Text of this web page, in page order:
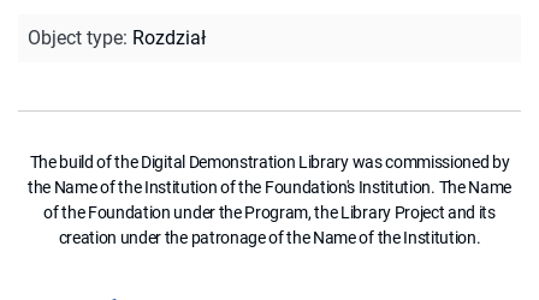
Object type: Rozdział
The build of the Digital Demonstration Library was commissioned by
the Name of the Institution of the Foundation's Institution. The Name
of the Foundation under the Program, the Library Project and its
creation under the patronage of the Name of the Institution.